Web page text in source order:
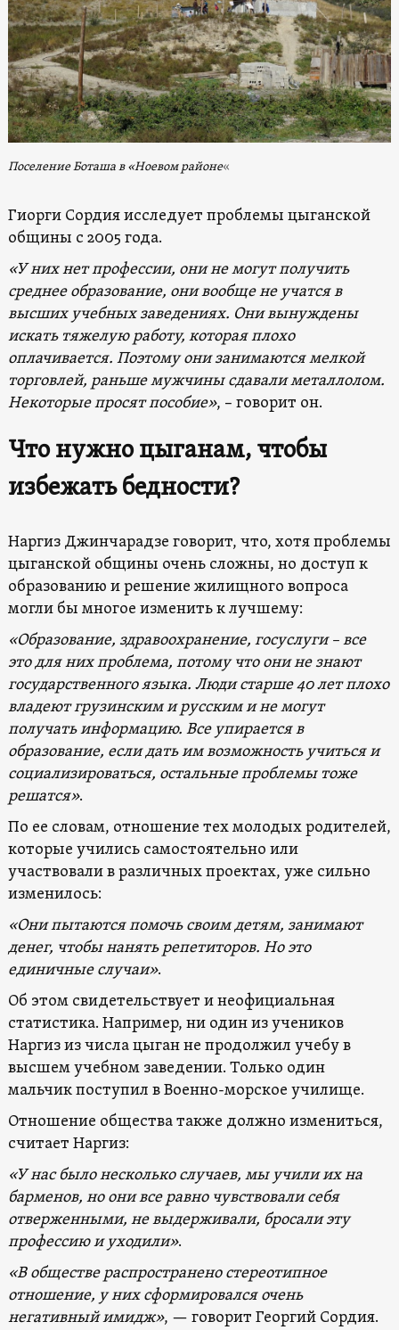
Поселение Боташа в «Ноевом районе«
Гиорги Сордия исследует проблемы цыганской
общины с 2005 года.
«У них нет профессии, они не могут получить
среднее образование, они вообще не учатся в
высших учебных заведениях. Они вынуждены
искать тяжелую работу, которая плохо
оплачивается. Поэтому они занимаются мелкой
торговлей, раньше мужчины сдавали металлолом.
Некоторые просят пособие», – говорит он.
Что нужно цыганам, чтобы
избежать бедности?
Наргиз Джинчарадзе говорит, что, хотя проблемы
цыганской общины очень сложны, но доступ к
образованию и решение жилищного вопроса
могли бы многое изменить к лучшему:
«Образование, здравоохранение, госуслуги – все
это для них проблема, потому что они не знают
государственного языка. Люди старше 40 лет плохо
владеют грузинским и русским и не могут
получать информацию. Все упирается в
образование, если дать им возможность учиться и
социализироваться, остальные проблемы тоже
решатся».
По ее словам, отношение тех молодых родителей,
которые учились самостоятельно или
участвовали в различных проектах, уже сильно
изменилось:
«Они пытаются помочь своим детям, занимают
денег, чтобы нанять репетиторов. Но это
единичные случаи».
Об этом свидетельствует и неофициальная
статистика. Например, ни один из учеников
Наргиз из числа цыган не продолжил учебу в
высшем учебном заведении. Только один
мальчик поступил в Военно-морское училище.
Отношение общества также должно измениться,
считает Наргиз:
«У нас было несколько случаев, мы учили их на
барменов, но они все равно чувствовали себя
отверженными, не выдерживали, бросали эту
профессию и уходили».
«В обществе распространено стереотипное
отношение, у них сформировался очень
негативный имидж», — говорит Георгий Сордия.